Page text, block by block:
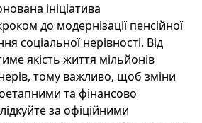
ініціатива
до модернізації пенсійної
соціальної нерівності. Від
якість життя мільйонів
тому важливо, щоб зміни
та фінансово
за офіційними